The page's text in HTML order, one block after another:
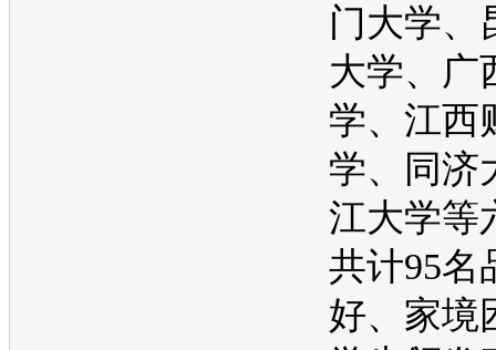
门大学、
大学、广
学、江西
学、同济
江大学等
共计95名
好、家境